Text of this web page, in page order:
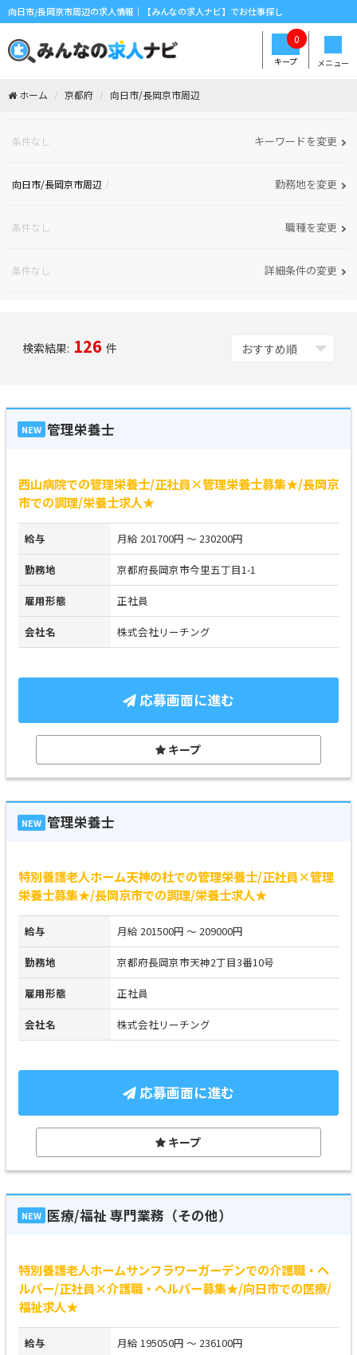
向日市/長岡京市周辺の求人情報｜【みんなの求人ナビ】でお仕事探し
メニュー
キープ
0
ホーム 京都府 向日市/長岡京市周辺
条件なし キーワードを変更
向日市/長岡京市周辺 勤務地を変更
条件なし 職種を変更
条件なし 詳細条件の変更
検索結果: 126 件
NEW 管理栄養士
西山病院での管理栄養士/正社員×管理栄養士募集★/長岡京
市での調理/栄養士求人★
給与 月給 201700円 ～ 230200円
勤務地 京都府長岡京市今里五丁目1-1
雇用形態 正社員
会社名 株式会社リーチング
応募画面に進む
キープ
NEW 管理栄養士
特別養護老人ホーム天神の杜での管理栄養士/正社員×管理
栄養士募集★/長岡京市での調理/栄養士求人★
給与 月給 201500円 ～ 209000円
勤務地 京都府長岡京市天神2丁目3番10号
雇用形態 正社員
会社名 株式会社リーチング
応募画面に進む
キープ
NEW 医療/福祉 専門業務（その他）
特別養護老人ホームサンフラワーガーデンでの介護職・ヘ
ルパー/正社員×介護職・ヘルパー募集★/向日市での医療/
福祉求人★
給与 月給 195050円 ～ 236100円